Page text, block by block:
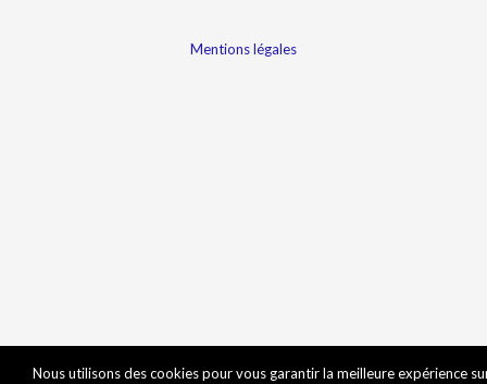
Mentions légales
Nous utilisons des cookies pour vous garantir la meilleure expérience